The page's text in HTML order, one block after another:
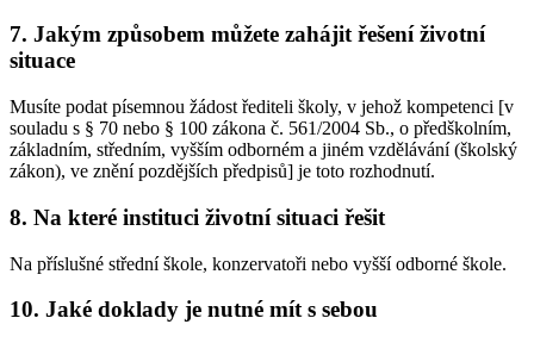
7. Jakým způsobem můžete zahájit řešení životní
situace
Musíte podat písemnou žádost řediteli školy, v jehož kompetenci [v
souladu s § 70 nebo § 100 zákona č. 561/2004 Sb., o předškolním,
základním, středním, vyšším odborném a jiném vzdělávání (školský
zákon), ve znění pozdějších předpisů] je toto rozhodnutí.
8. Na které instituci životní situaci řešit
Na příslušné střední škole, konzervatoři nebo vyšší odborné škole.
10. Jaké doklady je nutné mít s sebou